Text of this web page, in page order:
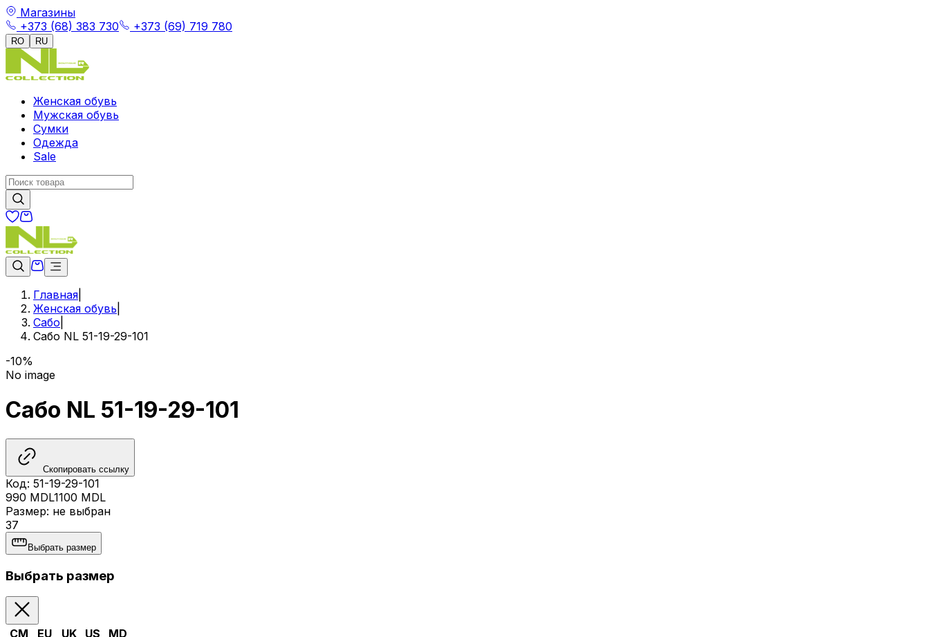
Магазины
+373 (68) 383 730
+373 (69) 719 780
RO RU
Женская обувь
Мужская обувь
Сумки
Одежда
Sale
Главная
Женская обувь
Сабо
Сабо NL 51-19-29-101
-10%
No image
Сабо NL 51-19-29-101
Скопировать ссылку
Код: 51-19-29-101
990 MDL1100 MDL
Размер: не выбран
37
Выбрать размер
Выбрать размер
CM EU UK US
MD